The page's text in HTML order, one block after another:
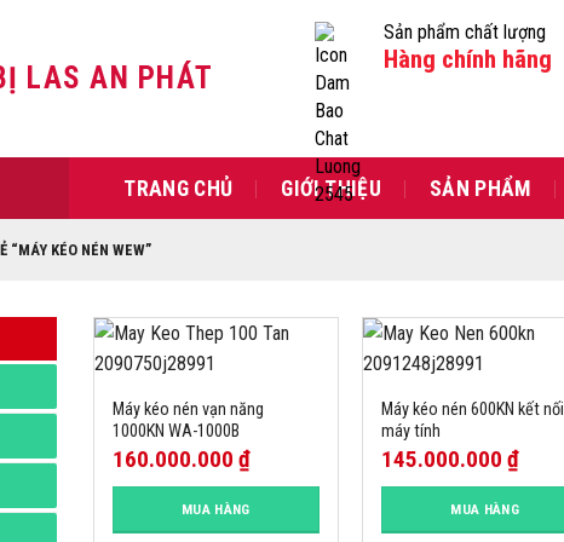
LAS AN PHÁT
Sản phẩm chất lượng
Hàng chính hãng
TRANG CHỦ GIỚI THIỆU SẢN PHẨM
“MÁY KÉO NÉN WEW”
Máy kéo nén vạn năng
1000KN WA-1000B
160.000.000 ₫
MUA HÀNG
Máy kéo nén 600KN kết nối
máy tính
145.000.000₫
MUA HÀNG